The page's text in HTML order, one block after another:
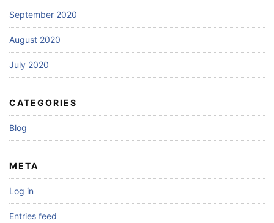
September 2020
August 2020
July 2020
CATEGORIES
Blog
META
Log in
Entries feed